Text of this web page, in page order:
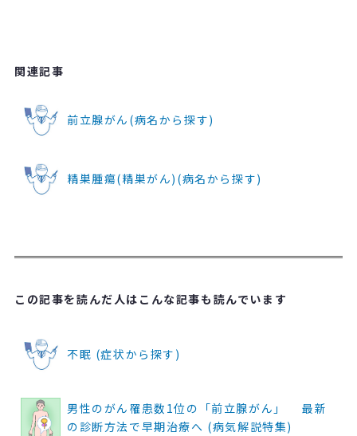
関連記事
前立腺がん(病名から探す)
精巣腫瘍(精巣がん)(病名から探す)
この記事を読んだ人はこんな記事も読んでいます
不眠 (症状から探す)
男性のがん罹患数1位の「前立腺がん」 最新
の診断方法で早期治療へ (病気解説特集)